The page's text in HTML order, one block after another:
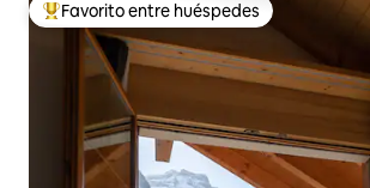
Favorito entre huéspedes preferido
Favorito entre huéspedes